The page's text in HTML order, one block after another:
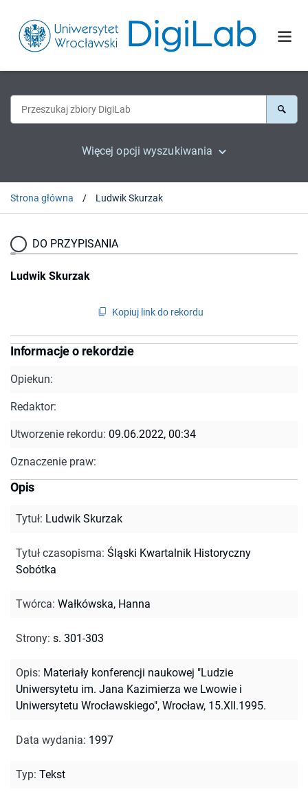
Więcej opcji wyszukiwania
Strona główna Ludwik Skurzak
DO PRZYPISANIA
Ludwik Skurzak
Kopiuj link do rekordu
Informacje o rekordzie
Opiekun:
Redaktor:
Utworzenie rekordu: 09.06.2022, 00:34
Oznaczenie praw:
Opis
Tytuł: Ludwik Skurzak
Tytuł czasopisma: Śląski Kwartalnik Historyczny
Sobótka
Twórca: Wałkówska, Hanna
Strony: s. 301-303
Opis: Materiały konferencji naukowej "Ludzie
Uniwersytetu im. Jana Kazimierza we Lwowie i
Uniwersytetu Wrocławskiego", Wrocław, 15.XII.1995.
Data wydania: 1997
Typ: Tekst